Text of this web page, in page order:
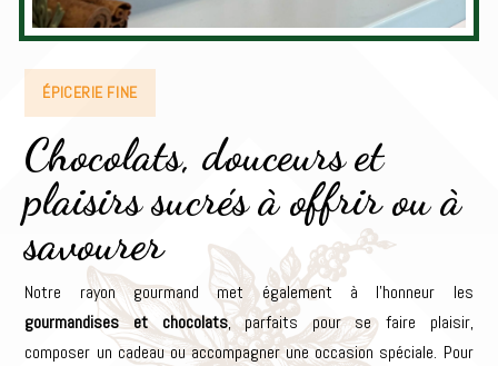
ÉPICERIE FINE
Chocolats, douceurs et
plaisirs sucrés à offrir ou à
savourer
Notre rayon gourmand met également à l’honneur les
gourmandises et chocolats, parfaits pour se faire plaisir,
composer un cadeau ou accompagner une occasion spéciale. Pour